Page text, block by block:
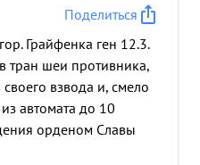
Поделиться
Грайфенка ген 12.3.
тран шеи противника,
взвода и, смело
автомата до 10
орденом Славы